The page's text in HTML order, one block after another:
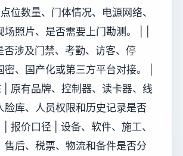
位数量、门体情况、电源网络、
场照片、是否需要上门勘测。 | |
否涉及门禁、考勤、访客、停
密、国产化或第三方平台对接。 |
| 原有品牌、控制器、读卡器、线
脸库、人员权限和历史记录是否
报价口径 | 设备、软件、施工、
售后、税票、物流和备件是否分